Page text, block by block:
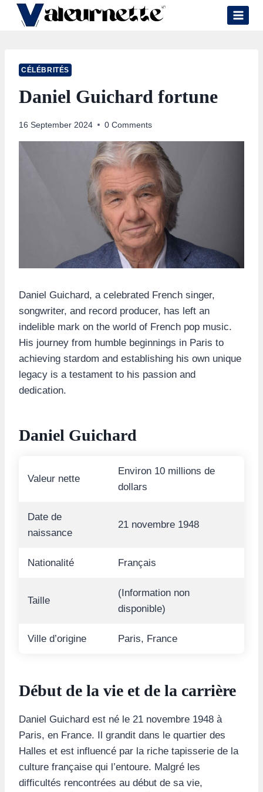
Skip
CÉLÉBRITÉS
Daniel Guichard fortune
16 September 2024 0 Comments
Daniel Guichard, a celebrated French singer,
songwriter, and record producer, has left an
indelible mark on the world of French pop music.
His journey from humble beginnings in Paris to
achieving stardom and establishing his own unique
legacy is a testament to his passion and
dedication.
Daniel Guichard
Valeur nette
Environ 10 millions de
dollars
Date de
naissance
21 novembre 1948
Nationalité Français
Taille
(Information non
disponible)
Ville d’origine Paris, France
Début de la vie et de la carrière
Daniel Guichard est né le 21 novembre 1948 à
Paris, en France. Il grandit dans le quartier des
Halles et est influencé par la riche tapisserie de la
culture française qui l’entoure. Malgré les
difficultés rencontrées au début de sa vie,